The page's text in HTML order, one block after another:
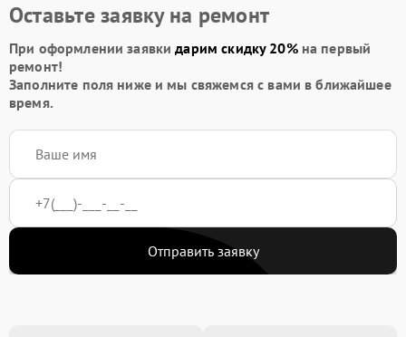
Оставьте заявку на ремонт
При оформлении заявкидарим скидку 20%на первый
ремонт!
Заполните поля ниже и мы свяжемся с вами в ближайшее
время.
Отправить заявку